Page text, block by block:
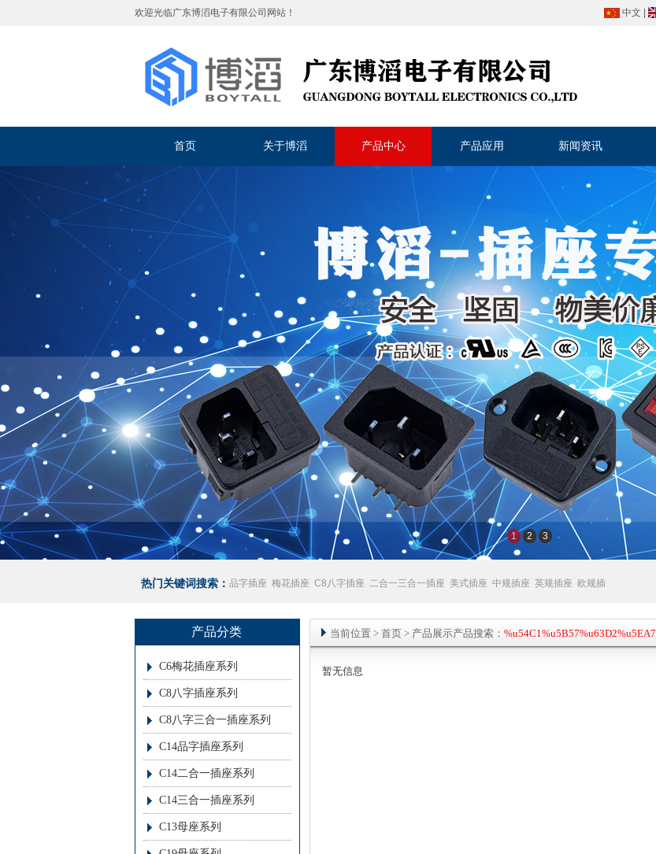
欢迎光临广东博滔电子有限公司 网站！ 中文
首页 关于博滔 产品中心 产品应用 新闻资讯
1 2 3
热门关键词搜索： 品字插座 梅花插座 C8八字插座 二合一三合一插座 美式插座 中规插座 英规插座 欧规插
产品分类
C6梅花插座系列
C8八字插座系列
C8八字三合一插座系列
C14品字插座系列
C14二合一插座系列
C14三合一插座系列
C13母座系列
当前位置 > 首页 > 产品展示产品搜索： %u54C1%u5B57%u63D2%u5EA7
暂无信息